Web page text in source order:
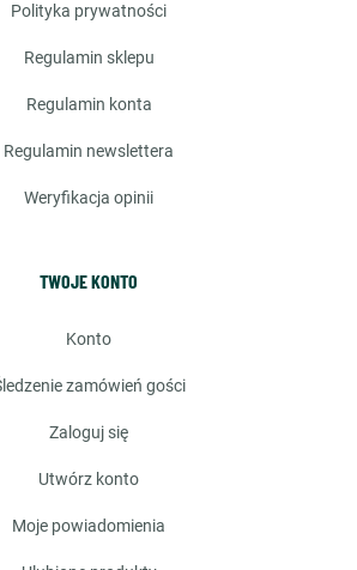
polityka prywatności
regulamin sklepu
regulamin konta
regulamin newslettera
weryfikacja opinii
TWOJE KONTO
konto
śledzenie zamówień gości
zaloguj się
utwórz konto
moje powiadomienia